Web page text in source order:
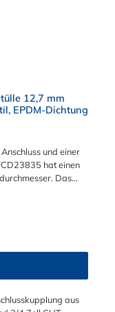
12,7 mm
EPDM-Dichtung
und einer
hat einen
Das
können